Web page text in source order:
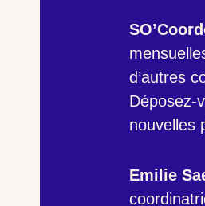
d’autres
Déposez-
nouvelles
Emilie